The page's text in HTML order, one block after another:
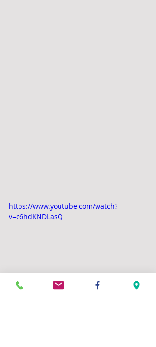
https://www.youtube.com/watch?
v=c6hdKNDLasQ